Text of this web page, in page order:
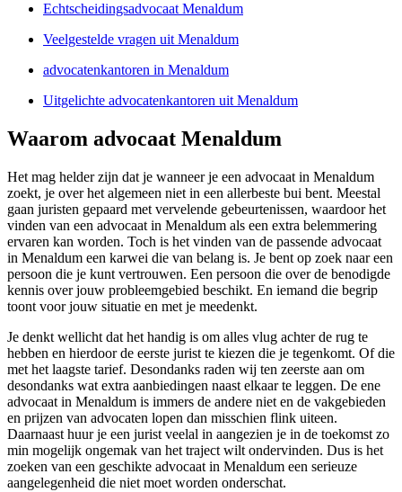
Echtscheidingsadvocaat Menaldum
Veelgestelde vragen uit Menaldum
advocatenkantoren in Menaldum
Uitgelichte advocatenkantoren uit Menaldum
Waarom advocaat Menaldum
Het mag helder zijn dat je wanneer je een advocaat in Menaldum
zoekt, je over het algemeen niet in een allerbeste bui bent. Meestal
gaan juristen gepaard met vervelende gebeurtenissen, waardoor het
vinden van een advocaat in Menaldum als een extra belemmering
ervaren kan worden. Toch is het vinden van de passende advocaat
in Menaldum een karwei die van belang is. Je bent op zoek naar een
persoon die je kunt vertrouwen. Een persoon die over de benodigde
kennis over jouw probleemgebied beschikt. En iemand die begrip
toont voor jouw situatie en met je meedenkt.
Je denkt wellicht dat het handig is om alles vlug achter de rug te
hebben en hierdoor de eerste jurist te kiezen die je tegenkomt. Of die
met het laagste tarief. Desondanks raden wij ten zeerste aan om
desondanks wat extra aanbiedingen naast elkaar te leggen. De ene
advocaat in Menaldum is immers de andere niet en de vakgebieden
en prijzen van advocaten lopen dan misschien flink uiteen.
Daarnaast huur je een jurist veelal in aangezien je in de toekomst zo
min mogelijk ongemak van het traject wilt ondervinden. Dus is het
zoeken van een geschikte advocaat in Menaldum een serieuze
aangelegenheid die niet moet worden onderschat.